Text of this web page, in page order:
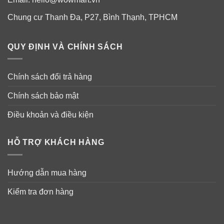
vùng bụng Genie
Thành phần viên uống giảm mỡ bụng
Demar87 Cell Genie Professional Belly
Chung cư Thanh Đa, P27, Bình Thạnh, TPHCM
QUY ĐỊNH VÀ CHÍNH SÁCH
Chính sách đổi trả hàng
Chính sách bảo mật
Điều khoản và điều kiện
HỖ TRỢ KHÁCH HÀNG
Hướng dẫn mua hàng
Kiểm tra đơn hàng